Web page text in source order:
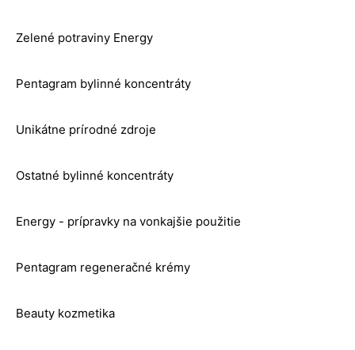
Zelené potraviny Energy
Pentagram bylinné koncentráty
Unikátne prírodné zdroje
Ostatné bylinné koncentráty
Energy - prípravky na vonkajšie použitie
Pentagram regeneračné krémy
Beauty kozmetika